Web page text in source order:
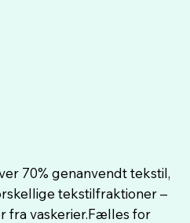
70% genanvendt tekstil,
tekstilfraktioner –
fra vaskerier.Fælles for